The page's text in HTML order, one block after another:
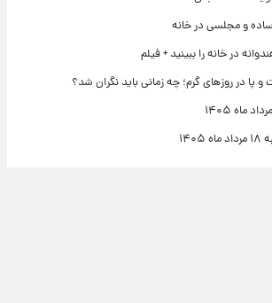
و مجلسی در خانه
در خانه را ببینید + فیلم
در روزهای گرم؛ چه زمانی باید نگران شد؟